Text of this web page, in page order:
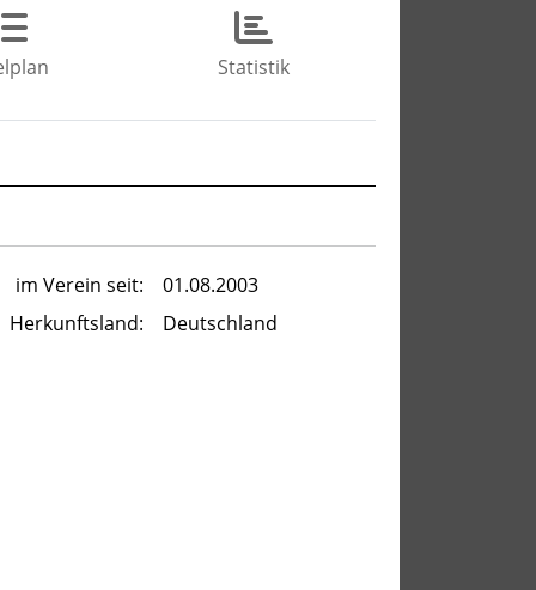
Statistik
im Verein seit:
01.08.2003
Herkunftsland:
Deutschland